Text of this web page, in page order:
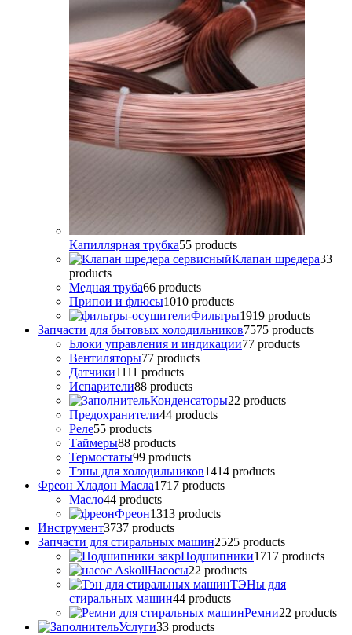
Капиллярная трубка55 products
Клапан шредера33
products
Медная труба66 products
Припои и флюсы1010 products
Фильтры1919 products
Запчасти для бытовых холодильников7575 products
Блоки управления и индикации77 products
Вентиляторы77 products
Датчики1111 products
Испарители88 products
Конденсаторы22 products
Предохранители44 products
Реле55 products
Таймеры88 products
Термостаты99 products
Тэны для холодильников1414 products
Фреон Хладон Масла1717 products
Масло44 products
Фреон1313 products
Инструмент3737 products
Запчасти для стиральных машин2525 products
Подшипники1717 products
Насосы22 products
ТЭНы для
стиральных машин44 products
Ремни22 products
Услуги33 products